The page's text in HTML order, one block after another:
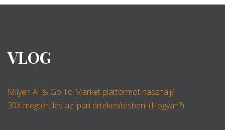
VLOG
Milyen AI & Go To Market platformot használj?
30X megtérülés az ipari értékesítésben! (Hogyan?)